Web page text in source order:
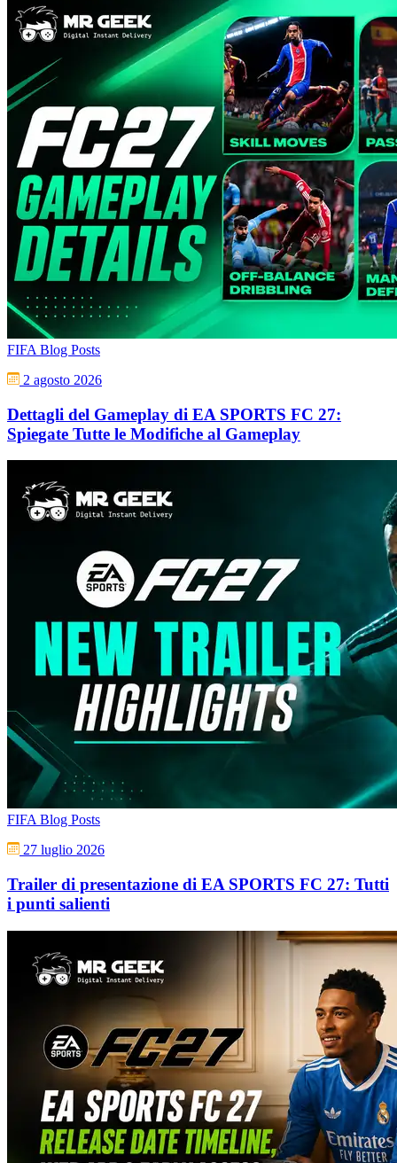
FIFA Blog Posts
2 agosto 2026
Dettagli del Gameplay di EA SPORTS FC 27:
Spiegate Tutte le Modifiche al Gameplay
FIFA Blog Posts
27 luglio 2026
Trailer di presentazione di EA SPORTS FC 27: Tutti
i punti salienti